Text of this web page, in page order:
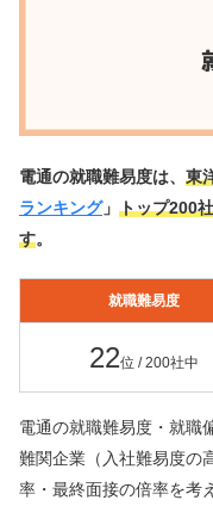
電通の就職難易度は、 東
ランキング」 トップ200
す。
就職難易度
22位 / 200社中
電通の就職難易度・就職
難関企業（入社難易度の
率・最終面接の倍率を考